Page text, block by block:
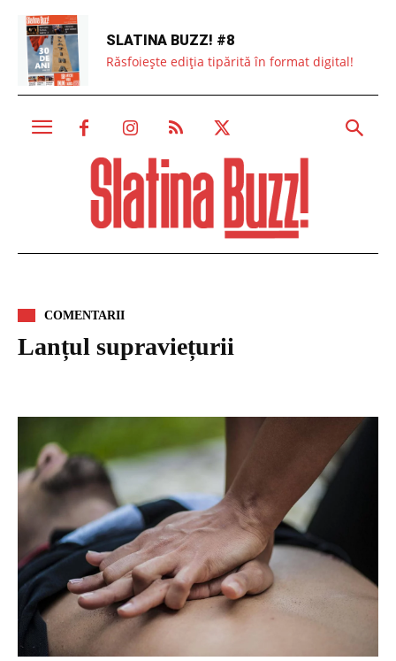
SLATINA BUZZ! #8
Răsfoiește ediția tipărită în format digital!
COMENTARII
Lanțul supraviețurii